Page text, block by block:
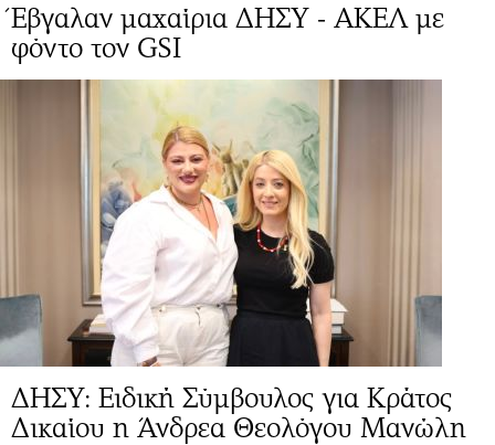
Έβγαλαν μαχαίρια ΔΗΣΥ - ΑΚΕΛ με
φόντο τον GSI
ΔΗΣΥ: Ειδική Σύμβουλος για Κράτος
Δικαίου η Άνδρεα Θεολόγου Μανώλη